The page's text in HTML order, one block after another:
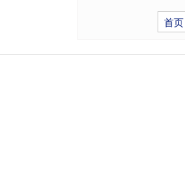
首页